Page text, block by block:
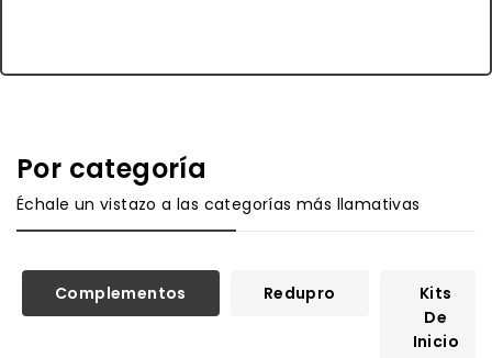
Por categoría
Échale un vistazo a las categorías más llamativas
Complementos Redupro
Kits
De
Inicio